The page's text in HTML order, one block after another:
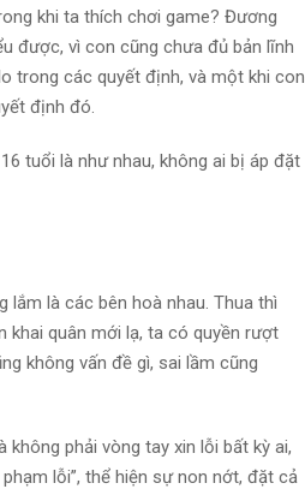
khi ta thích chơi game? Đương
được, vì con cũng chưa đủ bản lĩnh
trong các quyết định, và một khi con
định đó.
tuổi là như nhau, không ai bị áp đặt
là các bên hoà nhau. Thua thì
khai quân mới lạ, ta có quyền rượt
không vấn đề gì, sai lầm cũng
phải vòng tay xin lỗi bất kỳ ai,
lỗi”, thể hiện sự non nớt, đặt cả